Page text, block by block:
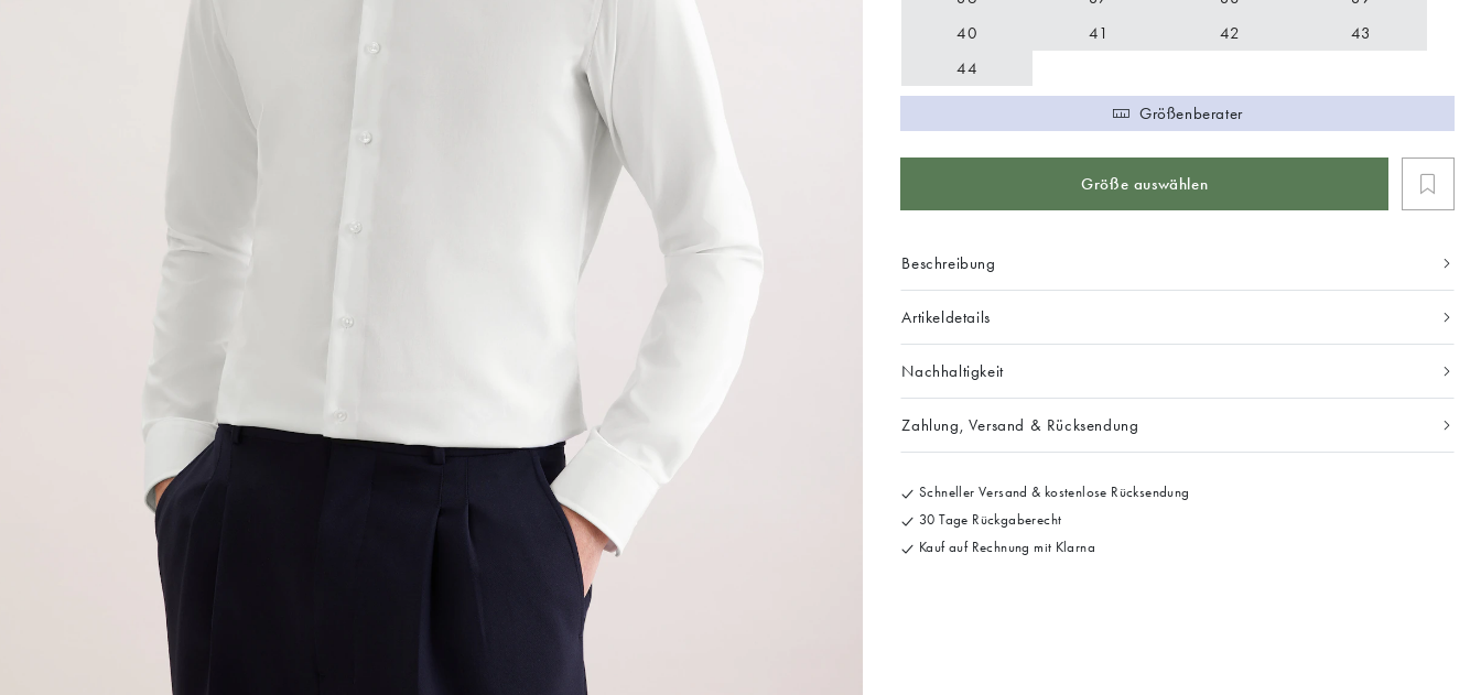
40
41 42
43
44
Größenberater
Größe auswählen
Beschreibung
Artikeldetails
Nachhaltigkeit
Zahlung, Versand & Rücksendung
Schneller Versand & kostenlose Rücksendung
30 Tage Rückgaberecht
Kauf auf Rechnung mit Klarna